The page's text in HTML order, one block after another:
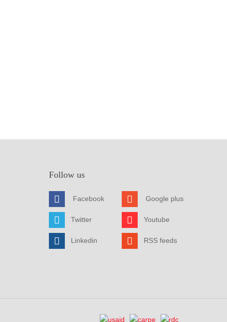
Follow us
Facebook
Twitter
Linkedin
Google plus
Youtube
RSS feeds